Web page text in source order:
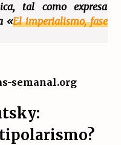
los CLER en Alaquàs
a las obras aprobadas
C3.
y la Guerra.
culpa en Los Gallardos
tal como expresa
«El imperialismo, fase
semanal.org